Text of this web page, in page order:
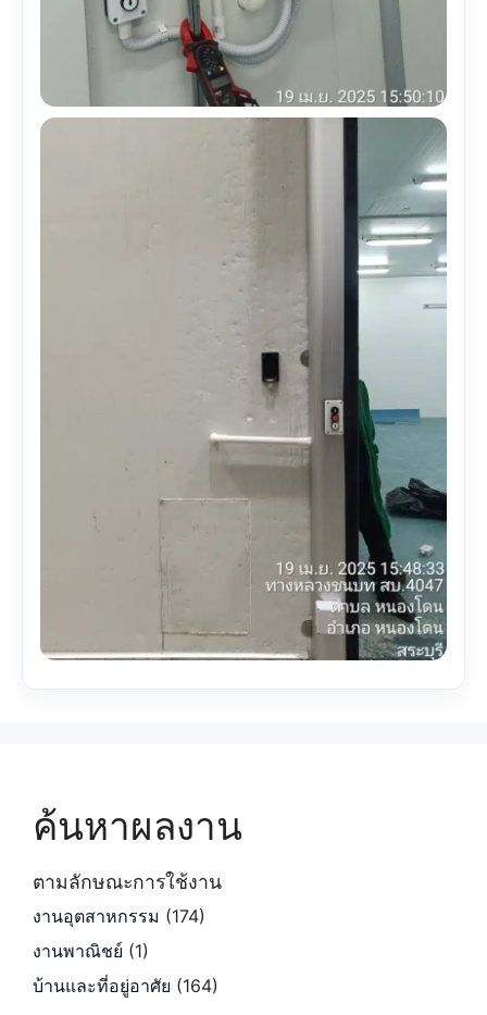
ค้นหาผลงาน
ตามลักษณะการใช้งาน
งานอุตสาหกรรม (174)
งานพาณิชย์ (1)
บ้านและที่อยู่อาศัย (164)